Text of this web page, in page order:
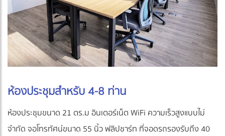
ห้องประชุมสำหรับ 4-8 ท่าน
ห้องประชุมขนาด 21 ตร.ม อินเตอร์เน็ต WiFi ความเร็วสูงแบบไม่
จำกัด จอโทรทัศน์ขนาด 55 นิ้ว ฟลิปชาร์ท ที่จอดรถรองรับถึง 40